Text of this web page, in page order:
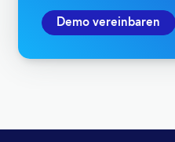
Demo vereinbaren